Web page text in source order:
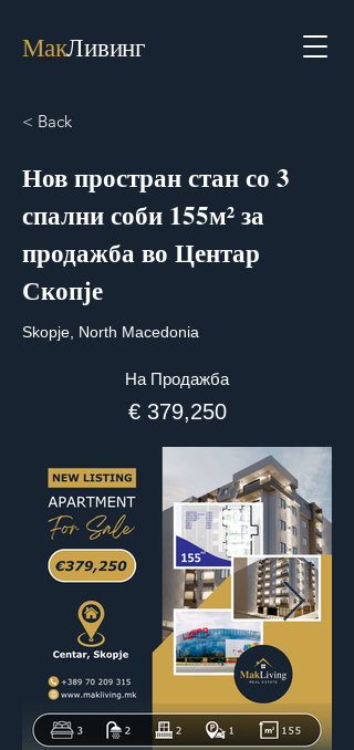
МакЛивинг
< Back
Нов простран стан со 3
спални соби 155м² за
продажба во Центар
Скопје
Skopje, North Macedonia
На Продажба
€ 379,250